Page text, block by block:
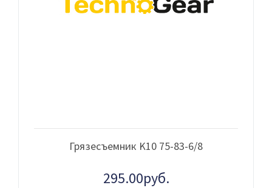
Грязесъемник K10 75-83-6/8
295.00руб.